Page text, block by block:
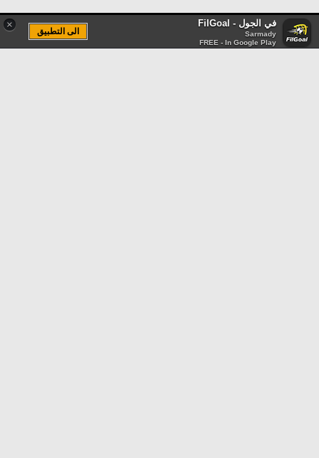
× في الجول - FilGoal
Sarmady
FREE - In Google Play
الى التطبيق